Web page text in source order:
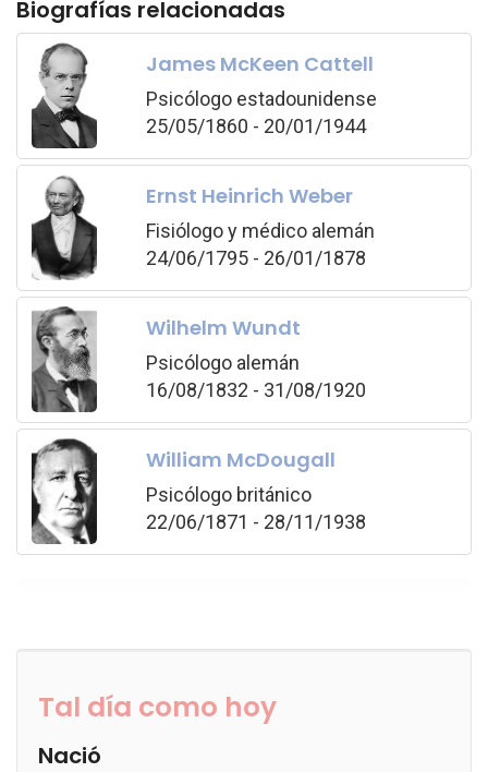
Biografías relacionadas
James McKeen Cattell
Psicólogo estadounidense
25/05/1860 - 20/01/1944
Ernst Heinrich Weber
Fisiólogo y médico alemán
24/06/1795 - 26/01/1878
Wilhelm Wundt
Psicólogo alemán
16/08/1832 - 31/08/1920
William McDougall
Psicólogo británico
22/06/1871 - 28/11/1938
Tal día como hoy
Nació